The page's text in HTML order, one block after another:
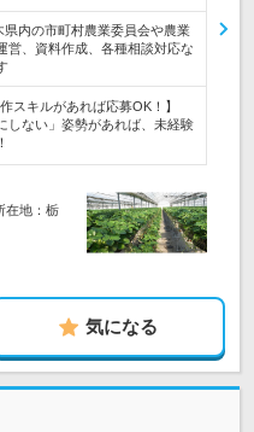
県内の市町村農業委員会や農業
営、資料作成、各種相談対応な
スキルがあれば応募OK！】
しない」姿勢があれば、未経験
在地：栃
気になる